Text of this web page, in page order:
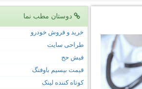
دوستان مطب نما
خرید و فروش خودرو
طراحی سایت
فیش حج
قیمت بیسیم باوفنگ
کوتاه کننده لینک